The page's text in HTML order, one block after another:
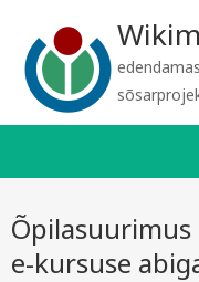
Õpilasuurimus
e-kursuse